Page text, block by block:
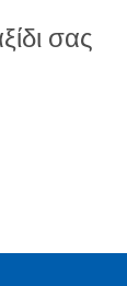
σας